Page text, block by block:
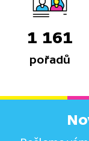
1 161
pořadů